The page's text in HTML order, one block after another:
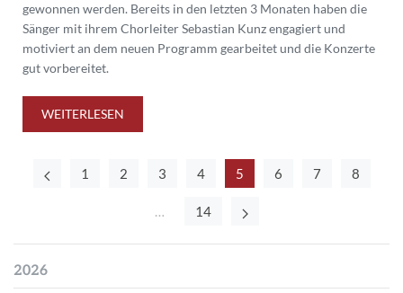
gewonnen werden. Bereits in den letzten 3 Monaten haben die
Sänger mit ihrem Chorleiter Sebastian Kunz engagiert und
motiviert an dem neuen Programm gearbeitet und die Konzerte
gut vorbereitet.
WEITERLESEN
1 2 3 4 5 6 7 8
… 14
2026